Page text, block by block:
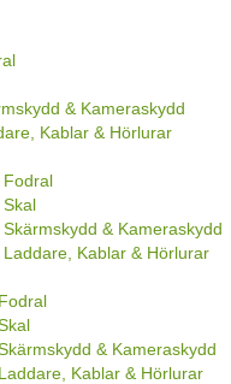
& Kameraskydd
Kablar & Hörlurar
Fodral
& Kameraskydd
Kablar & Hörlurar
& Kameraskydd
Kablar & Hörlurar